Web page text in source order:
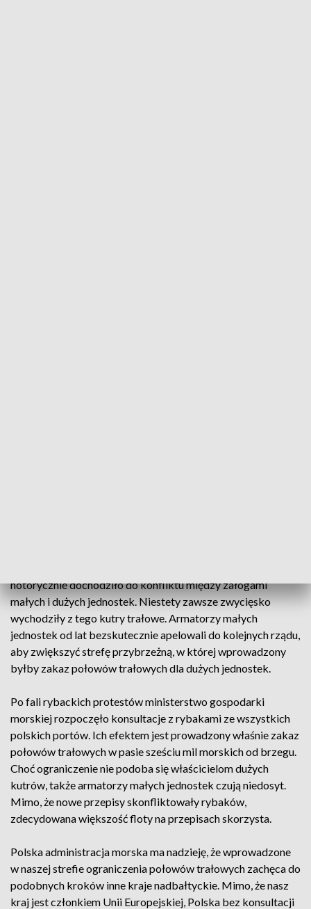
notorycznie dochodziło do konfliktu między załogami
małych i dużych jednostek. Niestety zawsze zwycięsko
wychodziły z tego kutry trałowe. Armatorzy małych
jednostek od lat bezskutecznie apelowali do kolejnych rządu,
aby zwiększyć strefę przybrzeżną, w której wprowadzony
byłby zakaz połowów trałowych dla dużych jednostek.
Po fali rybackich protestów ministerstwo gospodarki
morskiej rozpoczęło konsultacje z rybakami ze wszystkich
polskich portów. Ich efektem jest prowadzony właśnie zakaz
połowów trałowych w pasie sześciu mil morskich od brzegu.
Choć ograniczenie nie podoba się właścicielom dużych
kutrów, także armatorzy małych jednostek czują niedosyt.
Mimo, że nowe przepisy skonfliktowały rybaków,
zdecydowana większość floty na przepisach skorzysta.
Polska administracja morska ma nadzieję, że wprowadzone
w naszej strefie ograniczenia połowów trałowych zachęca do
podobnych kroków inne kraje nadbałtyckie. Mimo, że nasz
kraj jest członkiem Unii Europejskiej, Polska bez konsultacji